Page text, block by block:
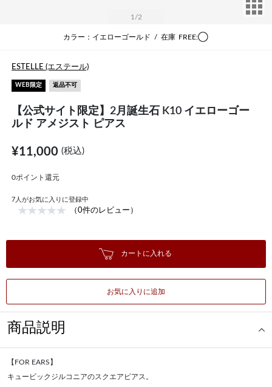
1 /2
カラー：イエローゴールド / 在庫 FREE:◯
ESTELLE (エステール)
WEB限定 返品不可
【公式サイト限定】2月誕生石 K10 イエローゴー
ルド アメジスト ピアス
¥11,000(税込)
0ポイント還元
7 人がお気に入りに登録中
（0件のレビュー）
カートに入れる
お気に入りに追加
商品説明
【FOR EARS】
キュービックジルコニアのスクエアピアス。